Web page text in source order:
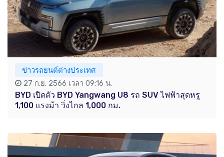
ข่าวรถยนต์ต่างประเทศ
27 ก.ย. 2566 เวลา 09:16 น.
BYD เปิดตัว BYD Yangwang U8 รถ SUV ไฟฟ้าสุดหรู
1,100 แรงม้า วิ่งไกล 1,000 กม.